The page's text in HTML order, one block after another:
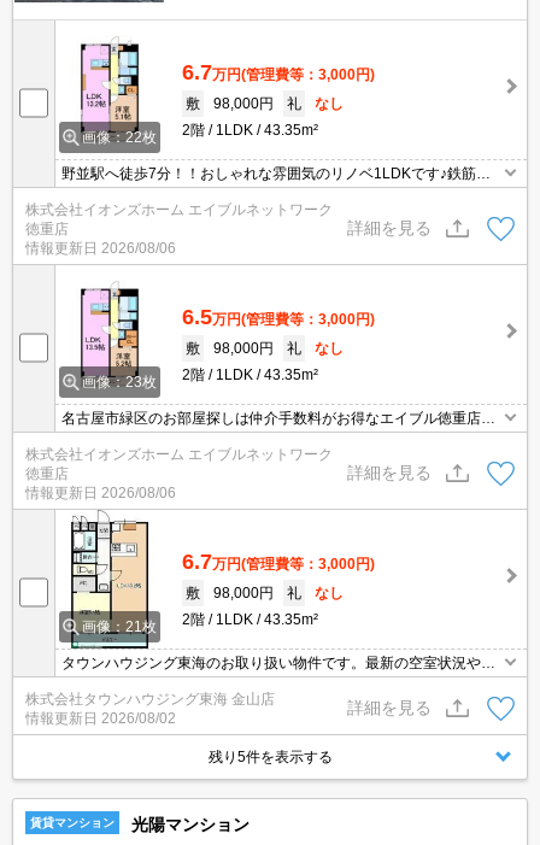
画像：22枚
6.7万円(管理費等：3,000円)
敷
98,000円 礼
なし
2階
1LDK 43.35m²
野並駅へ徒歩7分！！おしゃれな雰囲気のリノベ1LDKです♪鉄筋コ
ンクリート造なのもオススメPOINT!!家賃は抑えたいけどおしゃれな
部屋に住みたい方にお薦めです。気になる方はお電話にてお気軽に
お問い合わせください。
株式会社イオンズホーム エイブルネットワーク
徳重店
情報更新日 2026/08/06
詳細を見る
画像：23枚
6.5万円(管理費等：3,000円)
敷
98,000円 礼
なし
2階
1LDK 43.35m²
名古屋市緑区のお部屋探しは仲介手数料がお得なエイブル徳重店！
ちょっと待って！【仲介手数料】一度相談してみては？気になる物
件が予算オーバー…そんな時はエイブル徳重店まで！やっぱり地元
の不動産屋が安心♪【名古屋市緑区】のお部屋探しなら【エイブル徳
重店】
株式会社イオンズホーム エイブルネットワーク
徳重店
情報更新日 2026/08/06
詳細を見る
画像：21枚
6.7万円(管理費等：3,000円)
敷
98,000円 礼
なし
2階
1LDK 43.35m²
タウンハウジング東海のお取り扱い物件です。最新の空室状況やの
詳細などお気軽にお問い合わせ下さい。
株式会社タウンハウジング東海 金山店
情報更新日 2026/08/02
詳細を見る
残り5件を表示する
賃貸マンション 光陽マンション